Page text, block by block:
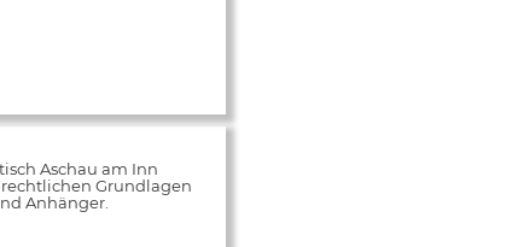
Aschau am Inn
Grundlagen
Anhänger.